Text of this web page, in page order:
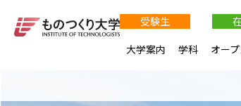
受験生
大学案内
学科 オー